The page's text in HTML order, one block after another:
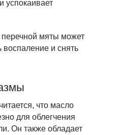
успокаивает
мяты может
воспаление и снять
что масло
для облегчения
Он также обладает